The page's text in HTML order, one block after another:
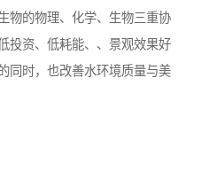
物的物理、化学、生物三重协
投资、低耗能、、景观效果好
同时，也改善水环境质量与美